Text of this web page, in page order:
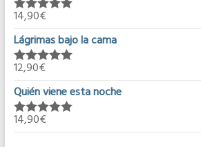
Valorado en
14,90€
Lágrimas bajo la cama
Valorado en
12,90€
Quién viene esta noche
Valorado en
14,90€